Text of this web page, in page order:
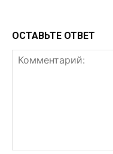
ОСТАВЬТЕ ОТВЕТ